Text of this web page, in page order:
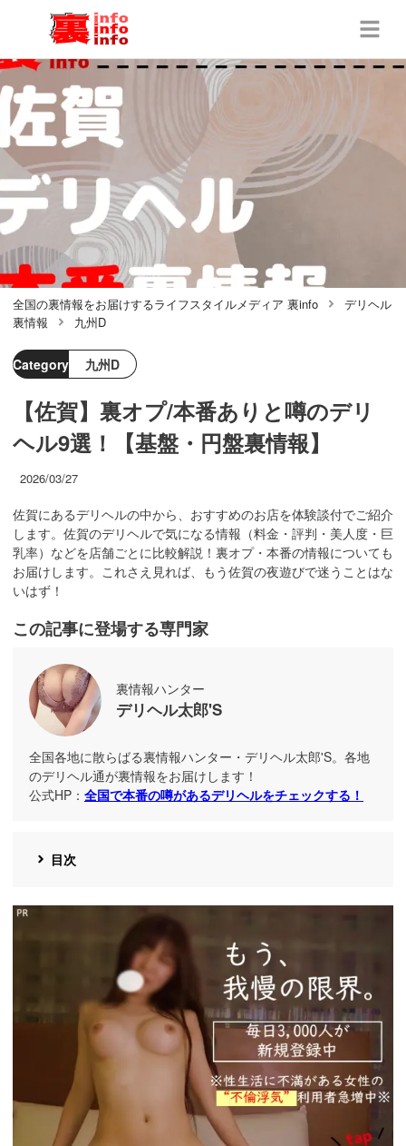
全国の裏情報をお届けするライフスタイルメディア 裏info
デリヘル
裏情報
九州D
Category 九州D
【佐賀】裏オプ/本番ありと噂のデリ
ヘル9選！【基盤・円盤裏情報】
2026/03/27
佐賀にあるデリヘルの中から、おすすめのお店を体験談付でご紹介
します。佐賀のデリヘルで気になる情報（料金・評判・美人度・巨
乳率）などを店舗ごとに比較解説！裏オプ・本番の情報についても
お届けします。これさえ見れば、もう佐賀の夜遊びで迷うことはな
いはず！
この記事に登場する専門家
裏情報ハンター
デリヘル太郎'S
全国各地に散らばる裏情報ハンター・デリヘル太郎'S。各地
のデリヘル通が裏情報をお届けします！
公式HP： 全国で本番の噂があるデリヘルをチェックする！
目次
https://ac.m-
ads.jp/t6d63J515a0bact6/cl/?
bId=93863658&msid=13922